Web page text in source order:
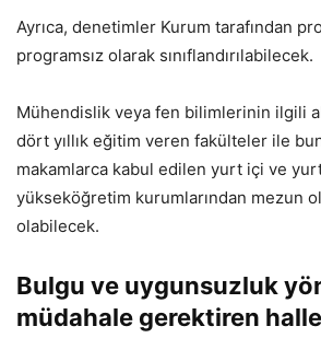
Ayrıca, denetimler Kurum tarafından
programsız olarak sınıflandırılabilecek.
Mühendislik veya fen bilimlerinin ilgili
dört yıllık eğitim veren fakülteler ile
makamlarca kabul edilen yurt içi ve yurt
yükseköğretim kurumlarından mezun
olabilecek.
Bulgu ve uygunsuzluk
müdahale gerektiren